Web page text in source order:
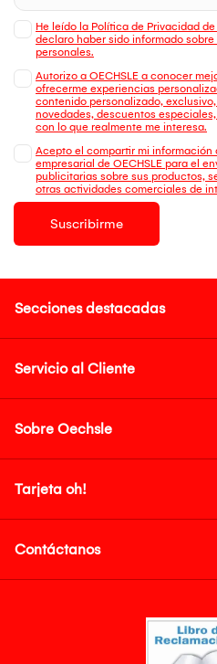
He leído la Política de Privacidad
declaro haber sido informado
personales.
Autorizo a OECHSLE a conocer
ofrecerme experiencias
contenido personalizado,
novedades, descuentos
con lo que realmente me interesa.
Acepto el compartir mi información
empresarial de OECHSLE para el
publicitarias sobre sus productos,
otras actividades comerciales de
Suscribirme
Secciones destacadas
Servicio al Cliente
Sobre Oechsle
Tarjeta oh!
Contáctanos